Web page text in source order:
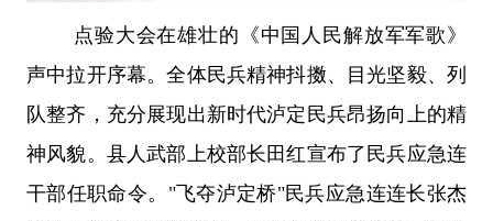
点验大会在雄壮的《中国人民解放军军歌》
声中拉开序幕。全体民兵精神抖擞、目光坚毅、列
队整齐，充分展现出新时代泸定民兵昂扬向上的精
神风貌。县人武部上校部长田红宣布了民兵应急连
干部任职命令。"飞夺泸定桥"民兵应急连连长张杰